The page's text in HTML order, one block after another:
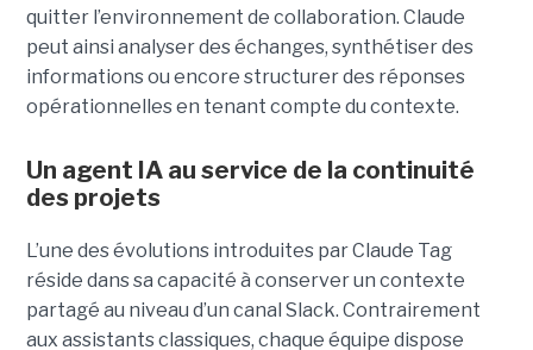
quitter l’environnement de collaboration. Claude
peut ainsi analyser des échanges, synthétiser des
informations ou encore structurer des réponses
opérationnelles en tenant compte du contexte.
Un agent IA au service de la continuité
des projets
L’une des évolutions introduites par Claude Tag
réside dans sa capacité à conserver un contexte
partagé au niveau d’un canal Slack. Contrairement
aux assistants classiques, chaque équipe dispose